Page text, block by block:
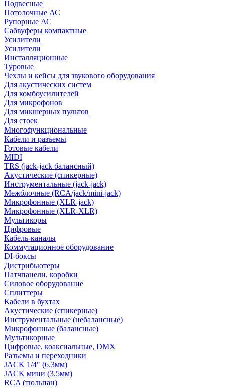
Подвесные
Потолочные АС
Рупорные АС
Сабвуферы компактные
Усилители
Усилители
Инсталляционные
Туровые
Чехлы и кейсы для звукового оборудования
Для акустических систем
Для комбоусилителей
Для микрофонов
Для микшерных пультов
Для стоек
Многофункциональные
Кабели и разъемы
Готовые кабели
MIDI
TRS (jack-jack балансный)
Акустические (спикерные)
Инструментальные (jack-jack)
Межблочные (RCA/jack/mini-jack)
Микрофонные (XLR-jack)
Микрофонные (XLR-XLR)
Мультикоры
Цифровые
Кабель-каналы
Коммутационное оборудование
DI-боксы
Дистрибьютеры
Патчпанели, коробки
Силовое оборудование
Сплиттеры
Кабели в бухтах
Акустические (спикерные)
Инструментальные (небалансные)
Микрофонные (балансные)
Мультикорные
Цифровые, коаксиальные, DMX
Разъемы и переходники
JACK 1/4" (6.3мм)
JACK мини (3.5мм)
RCA (тюльпан)